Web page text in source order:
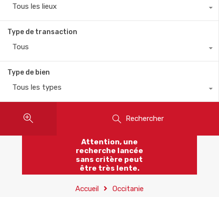
Tous les lieux
Type de transaction
Tous
Type de bien
Tous les types
Rechercher
Attention, une
recherche lancée
sans critère peut
être très lente.
Accueil Occitanie